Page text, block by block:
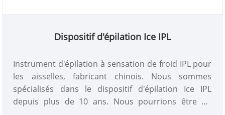
Dispositif d'épilation Ice IPL
Instrument d'épilation à sensation de froid IPL pour
les aisselles, fabricant chinois. Nous sommes
spécialisés dans le dispositif d'épilation Ice IPL
depuis plus de 10 ans. Nous pourrions être un